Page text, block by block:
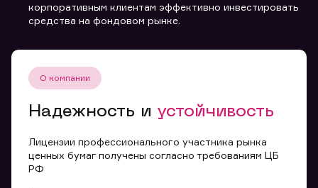
корпоративным клиентам эффективно инвестировать
средства на фондовом рынке.
О компании
Надежность и устойчивость
Лицензии профессионального участника рынка
ценных бумаг получены согласно требованиям ЦБ
РФ
Вы можете добавить файл формата doc, xls, pdf, txt,
согласие с политикой
конфиденциальности и
правилами